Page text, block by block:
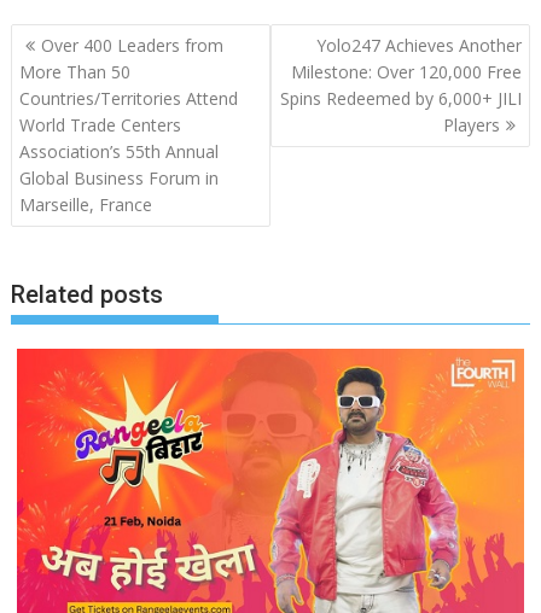
Post
navigation
Over 400 Leaders from
More Than 50
Countries/Territories Attend
World Trade Centers
Association’s 55th Annual
Global Business Forum in
Marseille, France
Yolo247 Achieves Another
Milestone: Over 120,000 Free
Spins Redeemed by 6,000+ JILI
Players
Related posts